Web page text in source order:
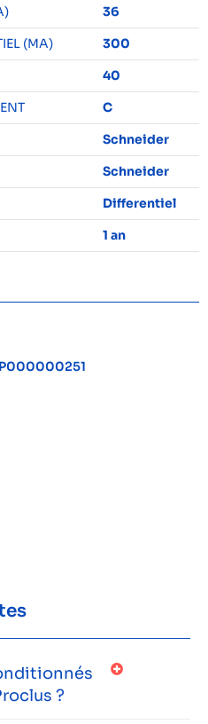
36
(MA)
300
40
C
Schneider
Schneider
Differentiel
1 an
P000000251
?